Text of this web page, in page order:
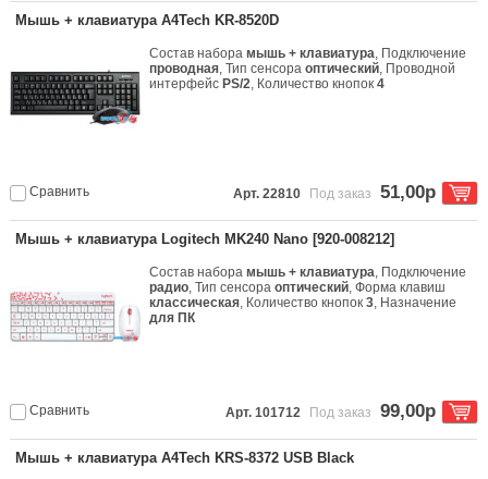
Мышь + клавиатура A4Tech KR-8520D
Состав наборамышь + клавиатура, Подключение
проводная, Тип сенсораоптический, Проводной
интерфейс PS/2, Количество кнопок4
Сравнить Арт. 22810 Под заказ 51,00р
Мышь + клавиатура Logitech MK240 Nano [920-008212]
Состав наборамышь + клавиатура, Подключение
радио, Тип сенсораоптический, Форма клавиш
классическая, Количество кнопок3, Назначение
для ПК
Сравнить Арт. 101712 Под заказ 99,00р
Мышь + клавиатура A4Tech KRS-8372 USB Black